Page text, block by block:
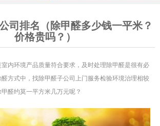
司排名（除甲醛多少钱一平米？
价格贵吗？）
内环境产品质量符合要求，及时处理除甲醛是很有必
方式中，找除甲醛子公司上门服务检验环境治理相较
醛约莫一平方米几万元呢？